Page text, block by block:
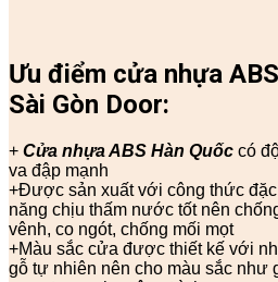
Ưu điểm cửa nhựa
Sài Gòn Door:
+ Cửa nhựa ABS Hàn Quốc có
va đập mạnh
+Được sản xuất với công thức
năng chịu thấm nước tốt nên
vênh, co ngót, chống mối mọt
+Màu sắc cửa được thiết kế với
gỗ tự nhiên nên cho màu sắc như